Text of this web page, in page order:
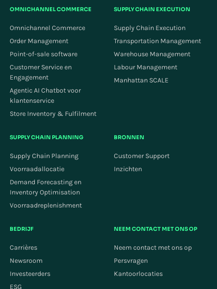
OMNICHANNEL COMMERCE
Omnichannel Commerce
Order Management
Point-of-sale software
Customer Service en
Engagement
Agentic AI Chatbot voor
klantenservice
Store Inventory & Fulfilment
SUPPLY CHAIN EXECUTION
Supply Chain Execution
Transportation Management
Warehouse Management
Labour Management
Manhattan SCALE
SUPPLY CHAIN PLANNING
Supply Chain Planning
Voorraadallocatie
Demand Forecasting en
Inventory Optimisation
Voorraadreplenishment
BRONNEN
Customer Support
Inzichten
BEDRIJF
Carrières
Newsroom
Investeerders
ESG
NEEM CONTACT MET ONS OP
Neem contact met ons op
Persvragen
Kantoorlocaties